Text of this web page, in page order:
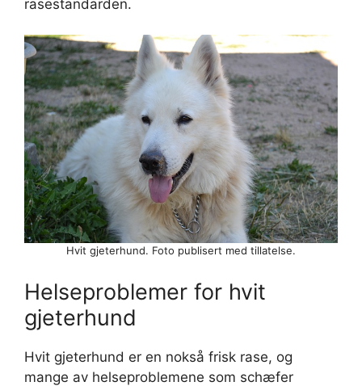
rasestandarden.
Hvit gjeterhund. Foto publisert med tillatelse.
Helseproblemer for hvit
gjeterhund
Hvit gjeterhund er en nokså frisk rase, og
mange av helseproblemene som schæfer